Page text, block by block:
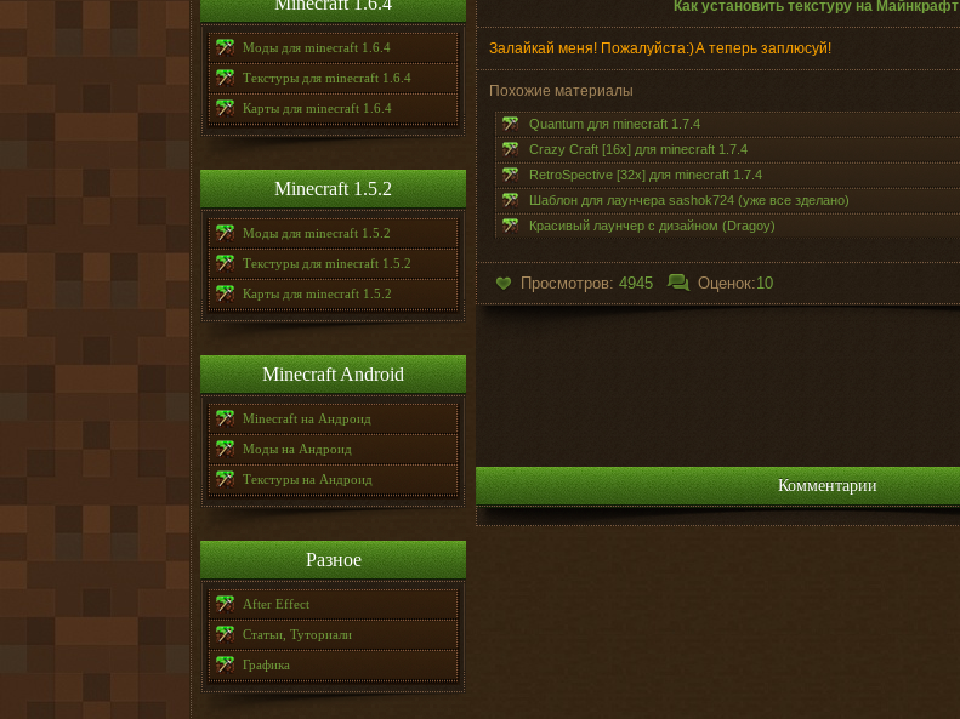
Моды для minecraft 1.6.4
Текстуры для minecraft 1.6.4
Карты для minecraft 1.6.4
Minecraft 1.5.2
Моды для minecraft 1.5.2
Текстуры для minecraft 1.5.2
Карты для minecraft 1.5.2
Minecraft Android
Minecraft на Андроид
Моды на Андроид
Текстуры на Андроид
Разное
After Effect
Статьи, Туториали
Графика
Как установить текстуру на Майнкрафт
Залайкай меня! Пожалуйста:)А теперь заплюсуй!
Похожие материалы
Quantum для minecraft 1.7.4
Crazy Craft [16x] для minecraft 1.7.4
RetroSpective [32x] для minecraft 1.7.4
Шаблон для лаунчера sashok724 (уже все зделано)
Красивый лаунчер с дизайном (Dragoy)
Просмотров: 4945 Оценок:10
Комментарии